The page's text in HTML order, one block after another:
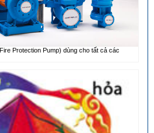
Protection Pump) dùng cho tất cả các